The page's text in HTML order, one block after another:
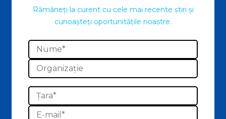
Rămâneți la curent cu cele mai recente știri și
cunoașteți oportunitățile noastre.